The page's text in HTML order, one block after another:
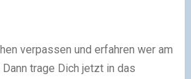
verpassen und erfahren wer am
trage Dich jetzt in das